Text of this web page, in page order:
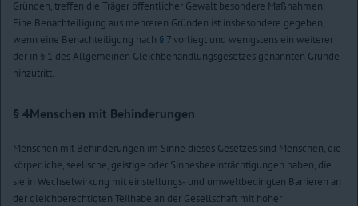
Gründen, treffen die Träger öffentlicher Gewalt besondere Maßnahmen.
Eine Benachteiligung aus mehreren Gründen ist insbesondere gegeben,
wenn eine Benachteiligung nach § 7vorliegt und wenigstens ein weiterer
der in § 1 des Allgemeinen Gleichbehandlungsgesetzes genannten Gründe
hinzutritt.
§ 4Menschen mit Behinderungen
Menschen mit Behinderungen im Sinne dieses Gesetzes sind Menschen, die
körperliche, seelische, geistige oder Sinnesbeeinträchtigungen haben, die
sie in Wechselwirkung mit einstellungs- und umweltbedingten Barrieren an
der gleichberechtigten Teilhabe an der Gesellschaft mit hoher